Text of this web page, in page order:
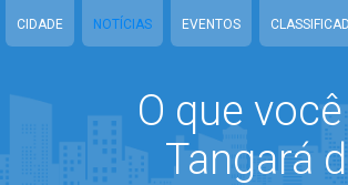
CIDADE NOTÍCIAS EVENTOS
O que
Tangará